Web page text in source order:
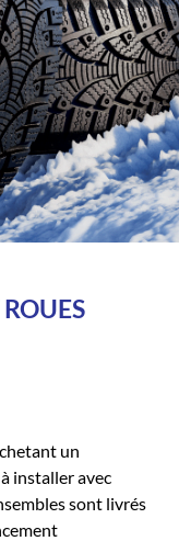
un
installer avec
sont livrés